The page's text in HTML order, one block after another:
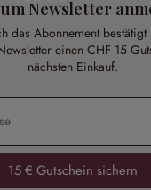
Newsletter
das Abonnement bestätigt
einen CHF 15
nächsten Einkauf.
15 € Gutschein sichern